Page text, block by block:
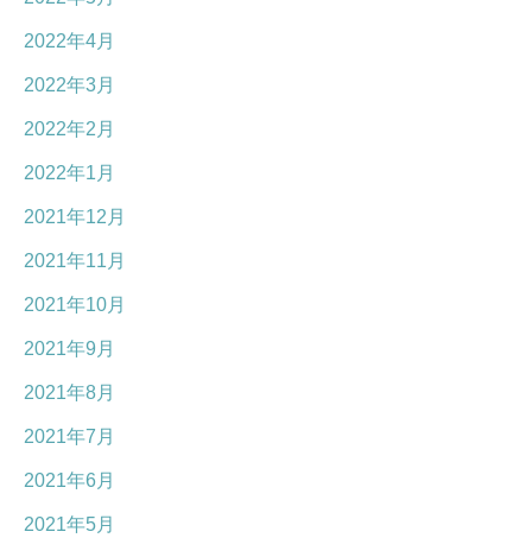
2022年4月
2022年3月
2022年2月
2022年1月
2021年12月
2021年11月
2021年10月
2021年9月
2021年8月
2021年7月
2021年6月
2021年5月